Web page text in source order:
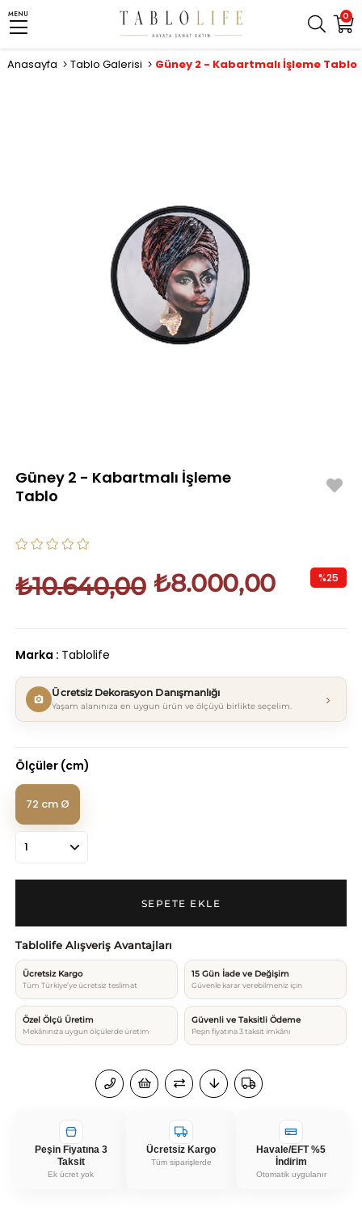
0
MENU
Anasayfa Tablo Galerisi Güney 2 - Kabartmalı İşleme Tablo
Güney 2 - Kabartmalı İşleme
Tablo
₺10.640,00 ₺8.000,00 %25
Marka : Tablolife
Ücretsiz Dekorasyon Danışmanlığı
Yaşam alanınıza en uygun ürün ve ölçüyü birlikte seçelim. ›
Ölçüler (cm)
72 cm Ø
Tablolife Alışveriş Avantajları
Ücretsiz Kargo
Tüm Türkiye’ye ücretsiz teslimat
15 Gün İade ve Değişim
Güvenle karar verebilmeniz için
Özel Ölçü Üretim
Mekânınıza uygun ölçülerde üretim
Güvenli ve Taksitli Ödeme
Peşin fiyatına 3 taksit imkânı
Peşin Fiyatına 3
Taksit
Ek ücret yok
Ücretsiz Kargo
Tüm siparişlerde
Havale/EFT %5
İndirim
Otomatik uygulanır